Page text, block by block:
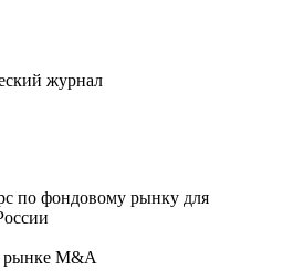
журнал
по фондовому рынку для
рынке M&A